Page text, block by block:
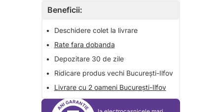
Beneficii:
•
Deschidere colet la livrare
•
Rate fara dobanda
•
Depozitare 30 de zile
•
Ridicare produs vechi București-Ilfov
•
Livrare cu 2 oameni București-Ilfov